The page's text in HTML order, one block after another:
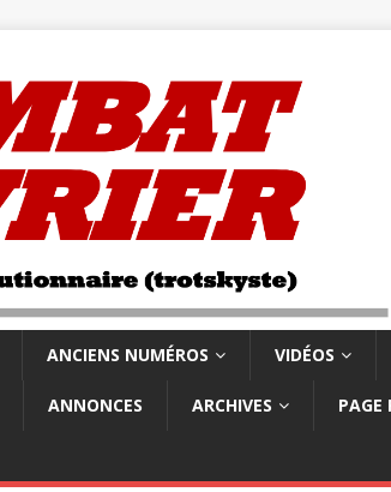
ANCIENS NUMÉROS VIDÉOS
ANNONCES ARCHIVES PAGE